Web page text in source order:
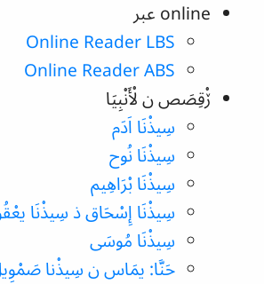
online عبر
Online Reader LBS
Online Reader ABS
ڒْقِصَص ن لْأَنْبِيَا
سِيذْنَا اَدَم
سِيذْنَا نُوح
سِيذْنَا بْرَاهِيم
سِيذْنَا إِسْحَاق ذ سِيذْنَا
سِيذْنَا مُوسَى
حَنَّا: يمَاس ن سِيذْنا